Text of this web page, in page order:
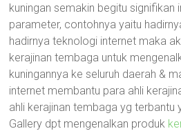
kuningan semakin begitu signifikan
parameter, contohnya yaitu
hadirnya teknologi internet maka
kerajinan tembaga untuk
kuningannya ke seluruh daerah &
internet membantu para ahli
ahli kerajinan tembaga yg terbantu
Gallery dpt mengenalkan produk